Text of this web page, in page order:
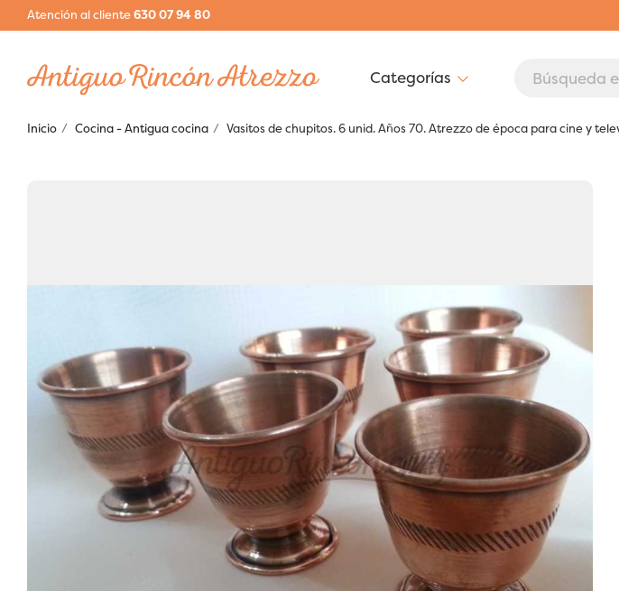
Atención al cliente630 07 94 80
Inicio Cocina - Antigua cocina Vasitos de chupitos. 6 unid. Años 70. Atrezzo de época para cine y